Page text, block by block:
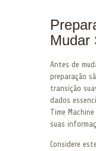
Mudar
Antes de
preparação
transição
dados
Time
suas
Considere